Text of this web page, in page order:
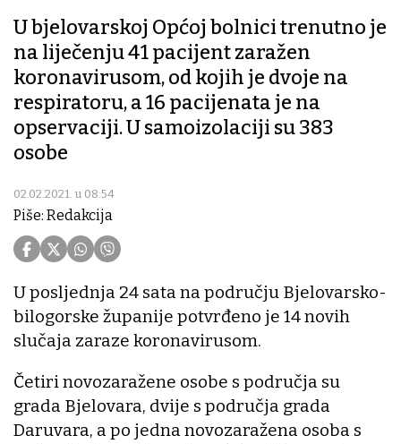
U bjelovarskoj Općoj bolnici trenutno je
na liječenju 41 pacijent zaražen
koronavirusom, od kojih je dvoje na
respiratoru, a 16 pacijenata je na
opservaciji. U samoizolaciji su 383
osobe
02.02.2021. u 08:54
Piše: Redakcija
U posljednja 24 sata na području Bjelovarsko-
bilogorske županije potvrđeno je 14 novih
slučaja zaraze koronavirusom.
Četiri novozaražene osobe s područja su
grada Bjelovara, dvije s područja grada
Daruvara, a po jedna novozaražena osoba s